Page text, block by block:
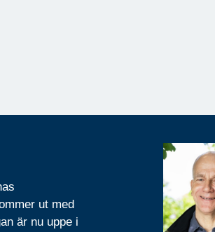
ut med
är nu uppe i